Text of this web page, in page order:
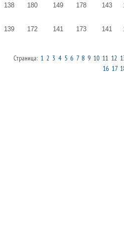
138 180 149 178 143
139 172 141 173 141
Страница: 1 2 3 4 5 6 7 8 9 10 11 12
16 17